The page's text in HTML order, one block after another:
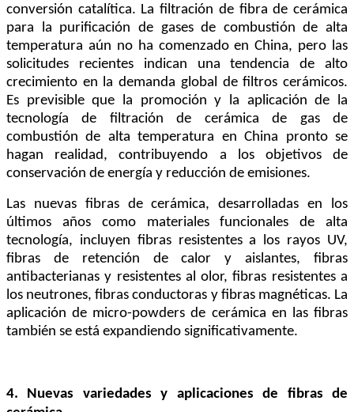
conversión catalítica. La filtración de fibra de cerámica
para la purificación de gases de combustión de alta
temperatura aún no ha comenzado en China, pero las
solicitudes recientes indican una tendencia de alto
crecimiento en la demanda global de filtros cerámicos.
Es previsible que la promoción y la aplicación de la
tecnología de filtración de cerámica de gas de
combustión de alta temperatura en China pronto se
hagan realidad, contribuyendo a los objetivos de
conservación de energía y reducción de emisiones.
Las nuevas fibras de cerámica, desarrolladas en los
últimos años como materiales funcionales de alta
tecnología, incluyen fibras resistentes a los rayos UV,
fibras de retención de calor y aislantes, fibras
antibacterianas y resistentes al olor, fibras resistentes a
los neutrones, fibras conductoras y fibras magnéticas. La
aplicación de micro-powders de cerámica en las fibras
también se está expandiendo significativamente.
4. Nuevas variedades y aplicaciones de fibras de